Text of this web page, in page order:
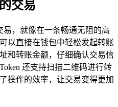
交易
易，就像在一条畅通无阻的高
以直接在钱包中轻松发起转账
和转账金额，仔细确认交易信
还支持扫描二维码进行转
操作的效率，让交易变得更加